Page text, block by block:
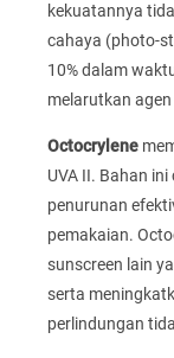
kekuatannya
cahaya (photo-
10% dalam
melarutkan
Octocrylene
UVA II. Bahan
penurunan
pemakaian.
sunscreen lain
serta
perlindungan